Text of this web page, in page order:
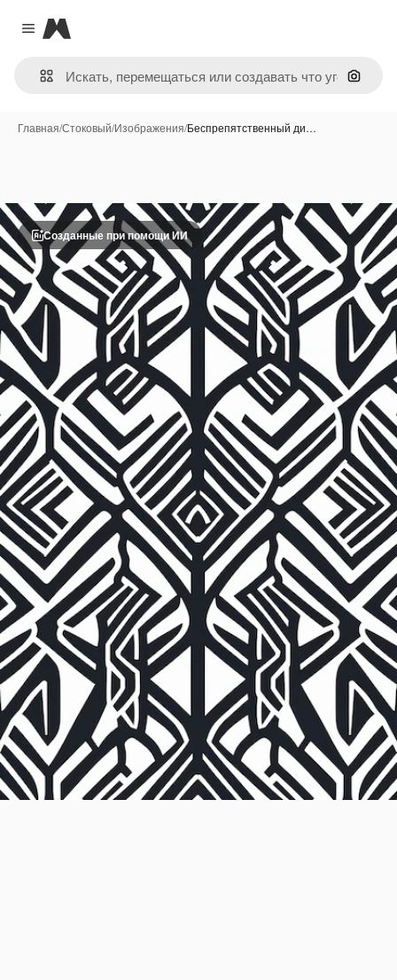
Close menu
Magnific
Поиск
Главная/Стоковый/Изображения/Беспрепятственный ди…
Созданные при помощи ИИ